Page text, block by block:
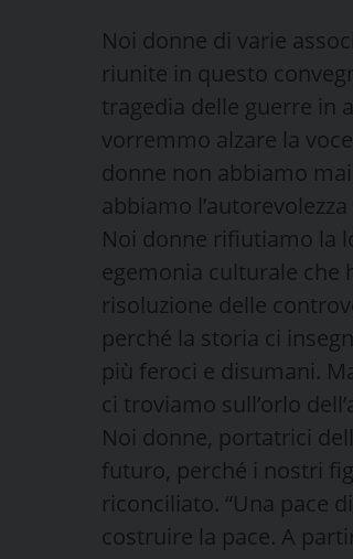
Noi donne di varie
riunite in questo
tragedia delle guerre in
vorremmo alzare la
donne non abbiamo
abbiamo
Noi donne rifiutiamo la
egemonia culturale che
risoluzione delle
perché la storia ci
più feroci e disumani.
ci troviamo sull’orlo
Noi donne, portatrici
futuro, perché i nostri
riconciliato. “Una pace
costruire la pace. A